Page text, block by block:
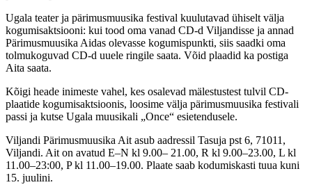
Ugala teater ja pärimusmuusika festival kuulutavad ühiselt välja
kogumisaktsiooni: kui tood oma vanad CD-d Viljandisse ja annad
Pärimusmuusika Aidas olevasse kogumispunkti, siis saadki oma
tolmukoguvad CD-d uuele ringile saata. Võid plaadid ka postiga
Aita saata.
Kõigi heade inimeste vahel, kes osalevad mälestustest tulvil CD-
plaatide kogumisaktsioonis, loosime välja pärimusmuusika festivali
passi ja kutse Ugala muusikali „Once“ esietendusele.
Viljandi Pärimusmuusika Ait asub aadressil Tasuja pst 6, 71011,
Viljandi. Ait on avatud E–N kl 9.00– 21.00, R kl 9.00–23.00, L kl
11.00–23:00, P kl 11.00–19.00. Plaate saab kodumiskasti tuua kuni
15. juulini.